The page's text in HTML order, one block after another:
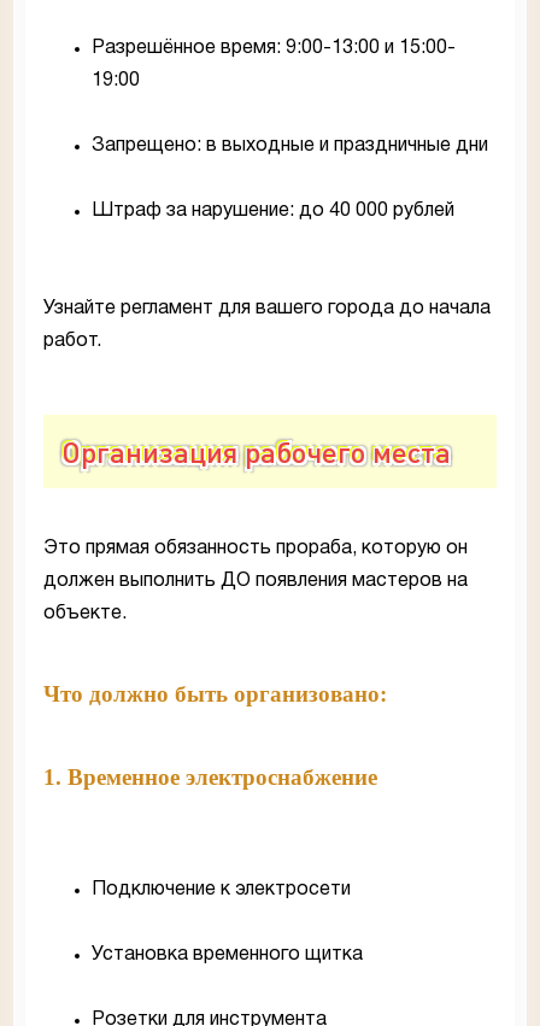
Разрешённое время: 9:00-13:00 и 15:00-
19:00
Запрещено: в выходные и праздничные дни
Штраф за нарушение: до 40 000 рублей
Узнайте регламент для вашего города до начала
работ.
Организация рабочего места
Это прямая обязанность прораба, которую он
должен выполнить ДО появления мастеров на
объекте.
Что должно быть организовано:
1. Временное электроснабжение
Подключение к электросети
Установка временного щитка
Розетки для инструмента